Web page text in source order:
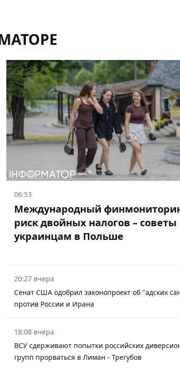
06:53
Международный
риск двойных налогов – советы
украинцам в Польше
20:27 вчера
Сенат США одобрил законопроект об "адских
против России и Ирана
18:08 вчера
ВСУ сдерживают попытки российских
групп прорваться в Лиман - Трегубов